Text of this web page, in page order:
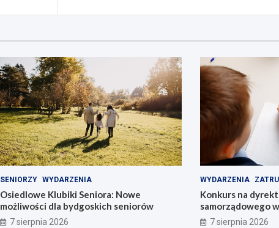
SENIORZY WYDARZENIA
Osiedlowe Klubiki Seniora: Nowe
możliwości dla bydgoskich seniorów
7 sierpnia 2026
WYDARZENIA
Konkurs na
samorządowego
już dziś!
7 sierpnia 2026